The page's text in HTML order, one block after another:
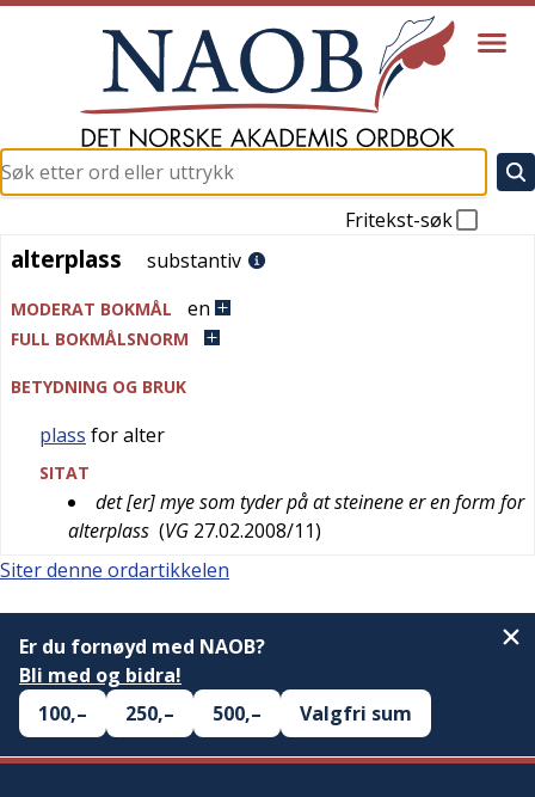
Fritekst-søk
alterplass
alterplass substantiv
MODERAT BOKMÅL en
FULL BOKMÅLSNORM
BETYDNING OG BRUK
plass for alter
SITAT
det [er] mye som tyder på at steinene er en form for
alterplass (VG 27.02.2008/11)
Siter denne ordartikkelen
Er du fornøyd med NAOB?
Bli med og bidra!
100,–
250,– 500,– Valgfri sum